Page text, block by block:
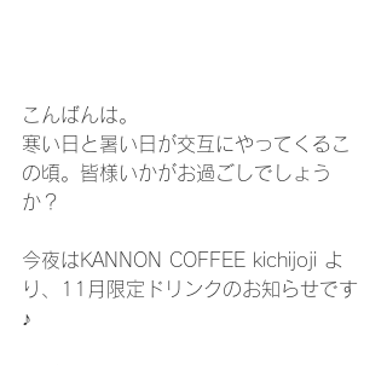
⁡こんばんは。
寒い日と暑い日が交互にやってくるこ
の頃。皆様いかがお過ごしでしょう
か？
今夜はKANNON COFFEE kichijoji よ
り、11月限定ドリンクのお知らせです
♪⁡